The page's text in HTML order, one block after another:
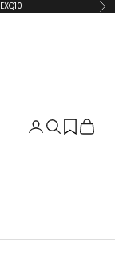
Giriş Yap
Ara Sepet